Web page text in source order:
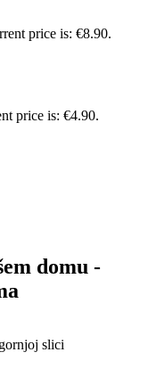
price is: €8.90.
price is: €4.90.
domu -
slici